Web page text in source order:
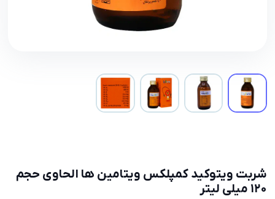
شربت ویتوکید کمپلکس ویتامین ها الحاوی حجم
۱۲۰ میلی لیتر